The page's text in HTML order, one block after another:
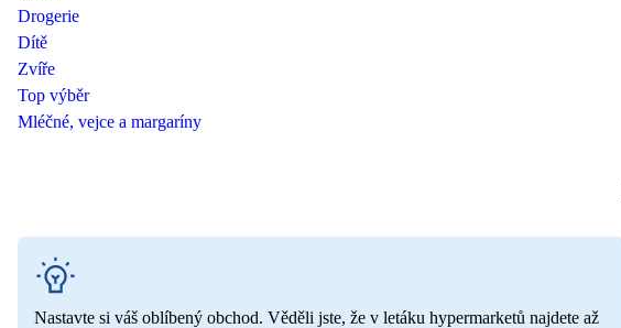
Drogerie
Dítě
Zvíře
Top výběr
Mléčné, vejce a margaríny
Nastavte si váš oblíbený obchod. Věděli jste, že v letáku hypermarketů najdete až